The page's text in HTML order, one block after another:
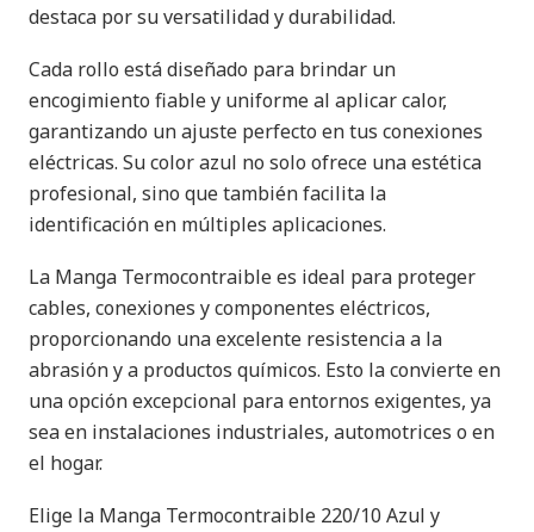
destaca por su versatilidad y durabilidad.
Cada rollo está diseñado para brindar un
encogimiento fiable y uniforme al aplicar calor,
garantizando un ajuste perfecto en tus conexiones
eléctricas. Su color azul no solo ofrece una estética
profesional, sino que también facilita la
identificación en múltiples aplicaciones.
La Manga Termocontraible es ideal para proteger
cables, conexiones y componentes eléctricos,
proporcionando una excelente resistencia a la
abrasión y a productos químicos. Esto la convierte en
una opción excepcional para entornos exigentes, ya
sea en instalaciones industriales, automotrices o en
el hogar.
Elige la Manga Termocontraible 220/10 Azul y